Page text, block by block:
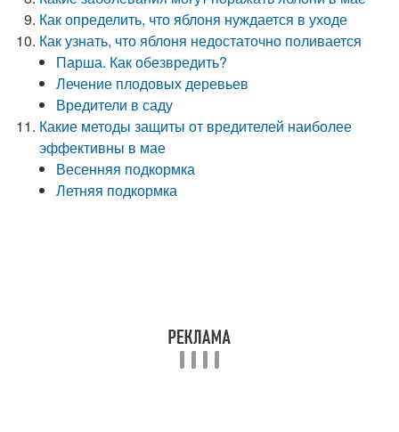
Как определить, что яблоня нуждается в уходе
Как узнать, что яблоня недостаточно поливается
Парша. Как обезвредить?
Лечение плодовых деревьев
Вредители в саду
Какие методы защиты от вредителей наиболее
эффективны в мае
Весенняя подкормка
Летняя подкормка